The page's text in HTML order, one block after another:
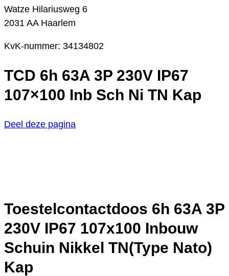
Watze Hilariusweg 6
2031 AA Haarlem
KvK-nummer: 34134802
TCD 6h 63A 3P 230V IP67
107×100 Inb Sch Ni TN Kap
Deel deze pagina
Toestelcontactdoos 6h 63A 3P
230V IP67 107x100 Inbouw
Schuin Nikkel TN(Type Nato)
Kap